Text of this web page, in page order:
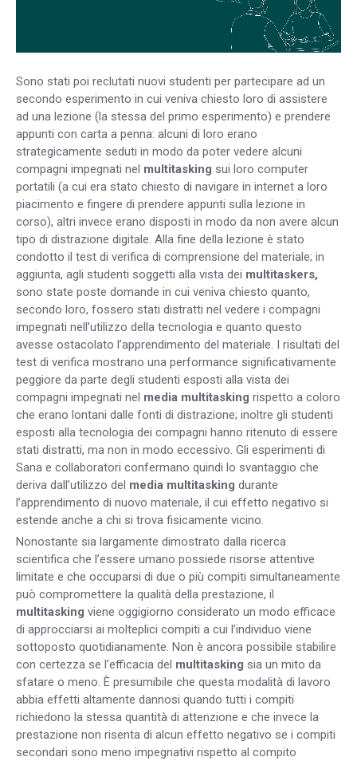
Sono stati poi reclutati nuovi studenti per partecipare ad un
secondo esperimento in cui veniva chiesto loro di assistere
ad una lezione (la stessa del primo esperimento) e prendere
appunti con carta a penna: alcuni di loro erano
strategicamente seduti in modo da poter vedere alcuni
compagni impegnati nel multitasking sui loro computer
portatili (a cui era stato chiesto di navigare in internet a loro
piacimento e fingere di prendere appunti sulla lezione in
corso), altri invece erano disposti in modo da non avere alcun
tipo di distrazione digitale. Alla fine della lezione è stato
condotto il test di verifica di comprensione del materiale; in
aggiunta, agli studenti soggetti alla vista dei multitaskers,
sono state poste domande in cui veniva chiesto quanto,
secondo loro, fossero stati distratti nel vedere i compagni
impegnati nell’utilizzo della tecnologia e quanto questo
avesse ostacolato l’apprendimento del materiale. I risultati del
test di verifica mostrano una performance significativamente
peggiore da parte degli studenti esposti alla vista dei
compagni impegnati nel media multitasking rispetto a coloro
che erano lontani dalle fonti di distrazione; inoltre gli studenti
esposti alla tecnologia dei compagni hanno ritenuto di essere
stati distratti, ma non in modo eccessivo. Gli esperimenti di
Sana e collaboratori confermano quindi lo svantaggio che
deriva dall’utilizzo del media multitasking durante
l’apprendimento di nuovo materiale, il cui effetto negativo si
estende anche a chi si trova fisicamente vicino.
Nonostante sia largamente dimostrato dalla ricerca
scientifica che l’essere umano possiede risorse attentive
limitate e che occuparsi di due o più compiti simultaneamente
può compromettere la qualità della prestazione, il
multitasking viene oggigiorno considerato un modo efficace
di approcciarsi ai molteplici compiti a cui l’individuo viene
sottoposto quotidianamente. Non è ancora possibile stabilire
con certezza se l’efficacia del multitasking sia un mito da
sfatare o meno. È presumibile che questa modalità di lavoro
abbia effetti altamente dannosi quando tutti i compiti
richiedono la stessa quantità di attenzione e che invece la
prestazione non risenta di alcun effetto negativo se i compiti
secondari sono meno impegnativi rispetto al compito